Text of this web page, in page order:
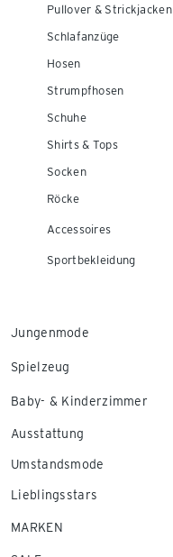
Pullover & Strickjacken
Schlafanzüge
Hosen
Strumpfhosen
Schuhe
Shirts & Tops
Socken
Röcke
Accessoires
Sportbekleidung
Jungenmode
Spielzeug
Baby- & Kinderzimmer
Ausstattung
Umstandsmode
Lieblingsstars
MARKEN